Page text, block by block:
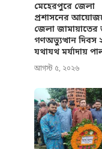
মেহেরপুরে জেলা
প্রশাসনের
জেলা
গণঅভ্যুত্থান দিবস
যথাযথ মর্যাদায়
আগস্ট ৫, ২০২৬